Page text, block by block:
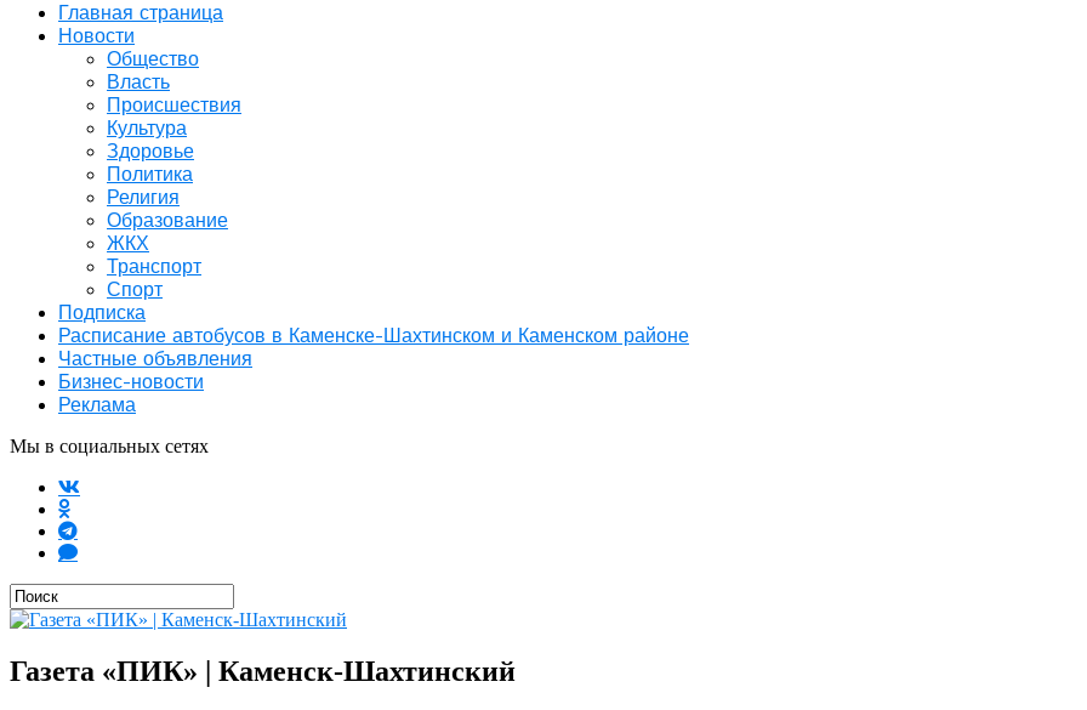
Главная страница
Новости
Общество
Власть
Происшествия
Культура
Здоровье
Политика
Религия
Образование
ЖКХ
Транспорт
Спорт
Подписка
Расписание автобусов в Каменске-Шахтинском и Каменском районе
Частные объявления
Бизнес-новости
Реклама
Мы в социальных сетях
Газета «ПИК» | Каменск-Шахтинский